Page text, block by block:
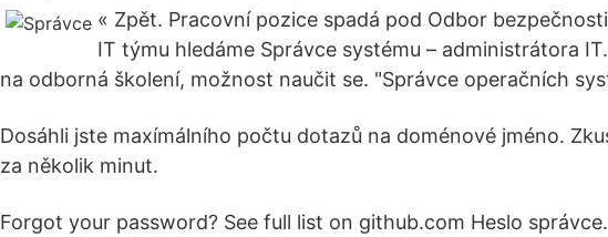
« Zpět. Pracovní pozice spadá pod Odbor
IT týmu hledáme Správce systému – administrátora
na odborná školení, možnost naučit se. "Správce operačních
Dosáhli jste maxímálního počtu dotazů na doménové jméno.
za několik minut.
Forgot your password? See full list on github.com Heslo